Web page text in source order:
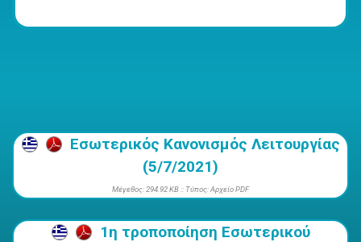
Εσωτερικός Κανονισμός Λειτουργίας
(5/7/2021)
Mέγεθος: 294.92 KB :: Τύπος: Αρχείο PDF
1η τροποποίηση Εσωτερικού